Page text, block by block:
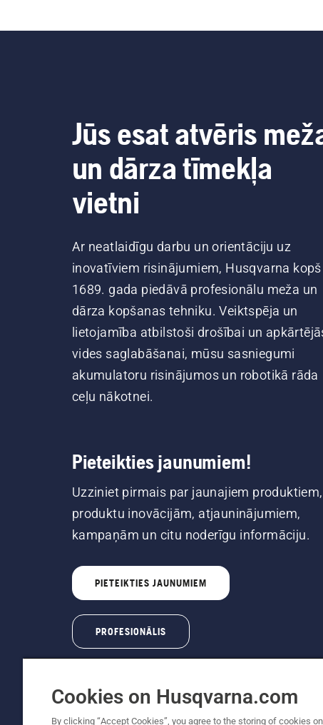
Jūs esat atvēris
un dārza tīmekļa
vietni
Ar neatlaidīgu darbu un orientāciju uz
inovatīviem risinājumiem, Husqvarna kopš
1689. gada piedāvā profesionālu meža un
dārza kopšanas tehniku. Veiktspēja un
lietojamība atbilstoši drošībai un
vides saglabāšanai, mūsu sasniegumi
akumulatoru risinājumos un robotikā rāda
ceļu nākotnei.
Pieteikties jaunumiem!
Uzziniet pirmais par jaunajiem produktiem,
produktu inovācijām, atjauninājumiem,
kampaņām un citu noderīgu informāciju.
PIETEIKTIES JAUNUMIEM
PROFESIONĀLIS
Cookies on Husqvarna.com
By clicking “Accept Cookies”, you agree to the storing of cookies